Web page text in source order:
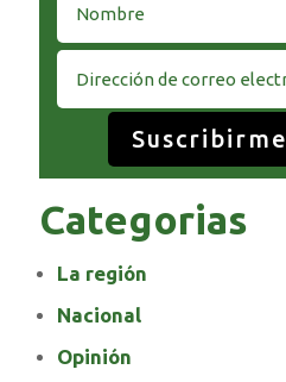
Suscribirme
Categorias
La región
Nacional
Opinión